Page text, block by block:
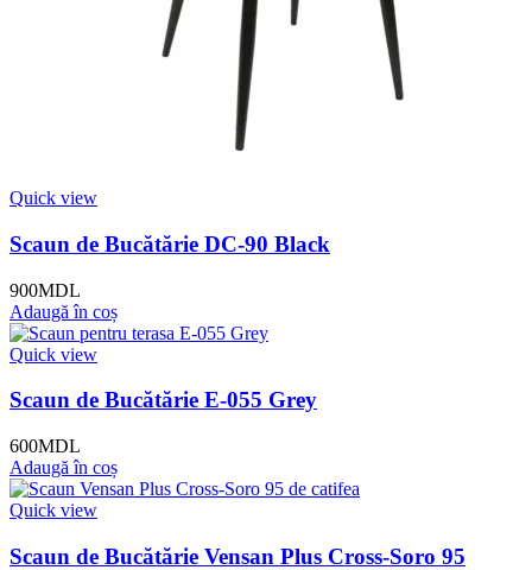
Quick view
Scaun de Bucătărie DC-90 Black
900MDL
Adaugă în coș
Quick view
Scaun de Bucătărie E-055 Grey
600MDL
Adaugă în coș
Quick view
Scaun de Bucătărie Vensan Plus Cross-Soro 95